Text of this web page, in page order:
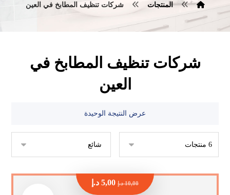
المنتجات شركات تنظيف المطابخ في العين
شركات تنظيف المطابخ في
العين
عرض النتيجة الوحيدة
10,00 د.إ 5,00 د.إ